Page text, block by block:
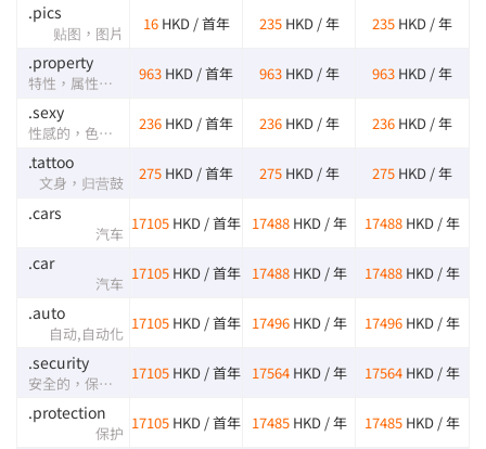
.pics
贴图，图片 16 HKD / 首年 235 HKD / 年 235 HKD / 年
.property
特性，属性，财产，地产 963 HKD / 首年 963 HKD / 年 963 HKD / 年
.sexy
性感的，色情的，迷人的，时髦的 236 HKD / 首年 236 HKD / 年 236 HKD / 年
.tattoo
文身，归营鼓 275 HKD / 首年 275 HKD / 年 275 HKD / 年
.cars
汽车
17105 HKD / 首年 17488 HKD / 年 17488 HKD / 年
.car
汽车
17105 HKD / 首年 17488 HKD / 年 17488 HKD / 年
.auto
自动,自动化
17105 HKD / 首年 17496 HKD / 年 17496 HKD / 年
.security
安全的，保安的，保密的
17105 HKD / 首年 17564 HKD / 年 17564 HKD / 年
.protection
保护
17105 HKD / 首年 17485 HKD / 年 17485 HKD / 年